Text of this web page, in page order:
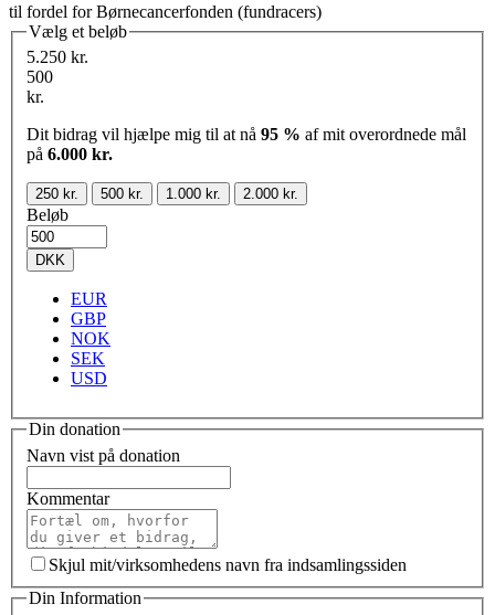
til fordel for Børnecancerfonden (fundracers)
Vælg et beløb
5.250 kr.
500
kr.
Dit bidrag vil hjælpe mig til at nå 95 % af mit overordnede mål
på 6.000 kr.
250 kr. 500 kr. 1.000 kr. 2.000 kr.
Beløb
DKK
EUR
GBP
NOK
SEK
USD
Din donation
Navn vist på donation
Kommentar
Skjul mit/virksomhedens navn fra indsamlingssiden
Din Information